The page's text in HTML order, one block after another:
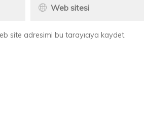
site adresimi bu tarayıcıya kaydet.